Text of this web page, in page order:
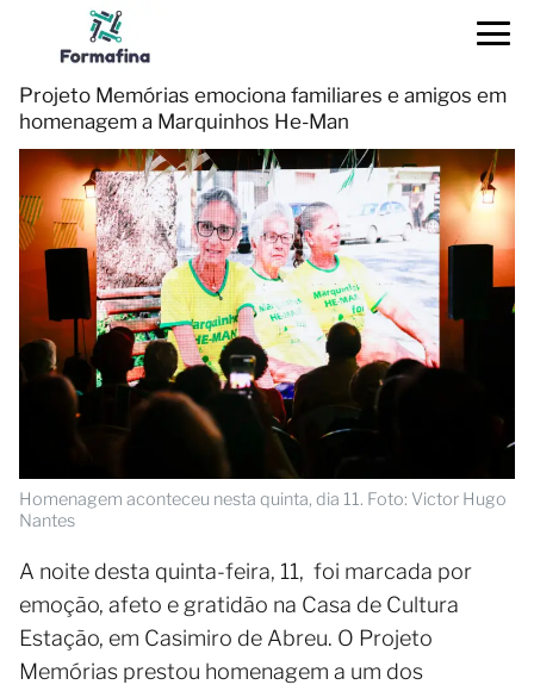
Projeto Memórias emociona familiares e amigos em
homenagem a Marquinhos He-Man
Homenagem aconteceu nesta quinta, dia 11. Foto: Victor Hugo
Nantes
A noite desta quinta-feira, 11, foi marcada por
emoção, afeto e gratidão na Casa de Cultura
Estação, em Casimiro de Abreu. O Projeto
Memórias prestou homenagem a um dos